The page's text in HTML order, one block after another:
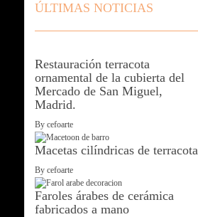
ÚLTIMAS NOTICIAS
Restauración terracota
ornamental de la cubierta del
Mercado de San Miguel,
Madrid.
By cefoarte
Macetas cilíndricas de terracota
By cefoarte
Faroles árabes de cerámica
fabricados a mano